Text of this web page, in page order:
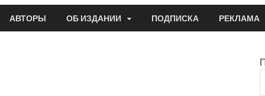
АВТОРЫ ОБ ИЗДАНИИ ПОДПИСКА РЕКЛАМА